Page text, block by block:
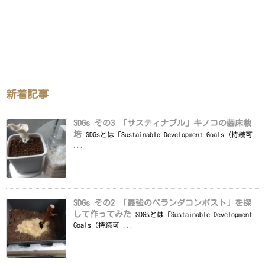
新着記事
SDGs その3 「サスティナブル」キノコの菌床栽
培 SDGsとは「Sustainable Development Goals（持続可
SDGs その2 「最強のベランダコンポスト」を探
して作ってみた
SDGsとは「Sustainable Development
Goals（持続可 ...